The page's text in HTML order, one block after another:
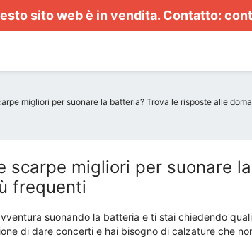
sito web è in vendita. Contatto:
migliori per suonare la batteria? Trova le risposte alle
scarpe migliori per suonare
frequenti
suonando la batteria e ti stai chiedendo
di dare concerti e hai bisogno di calzature che